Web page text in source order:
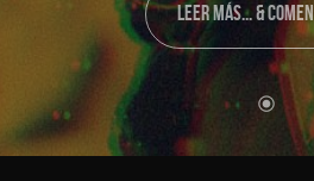
LEER MÁS... &